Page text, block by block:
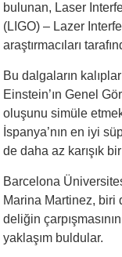
bulunan, Laser
(LIGO) – Lazer
araştırmacıları
Bu dalgaların
Einstein’ın Genel
oluşunu simüle
İspanya’nın en iyi
de daha az karışık
Barcelona
Marina Martinez, biri
deliğin
yaklaşım buldular.